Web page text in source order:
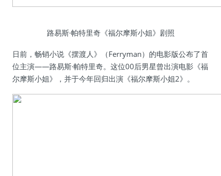
路易斯·帕特里奇《福尔摩斯小姐》剧照
日前，畅销小说《摆渡人》（Ferryman）的电影版公布了首
位主演——路易斯·帕特里奇。这位00后男星曾出演电影《福
尔摩斯小姐》，并于今年回归出演《福尔摩斯小姐2》。